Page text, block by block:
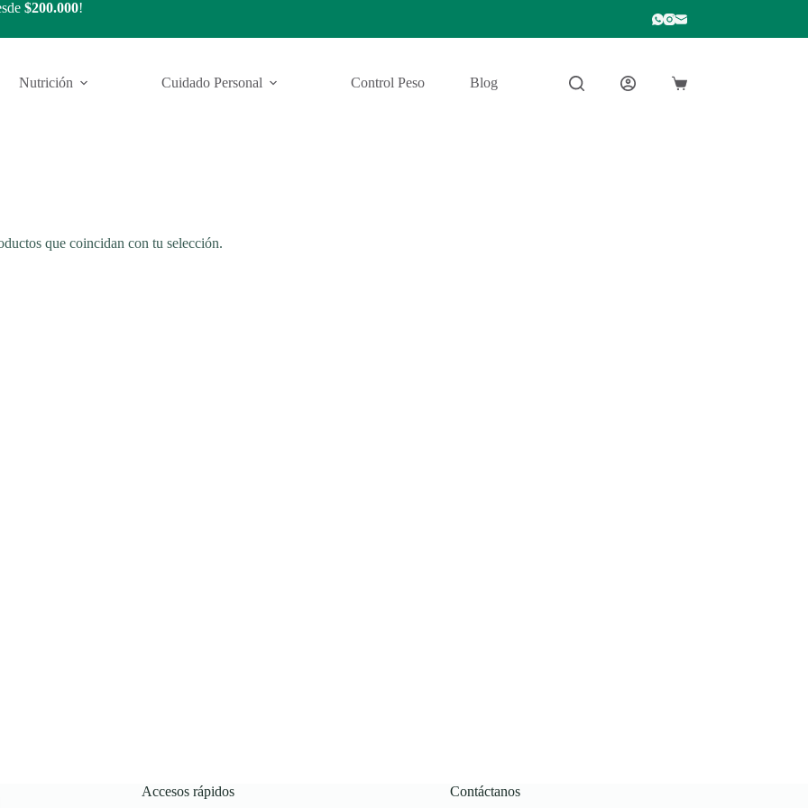
$200.000!
Nutrición Cuidado Personal Control Peso Blog
Carro
que coincidan con tu selección.
Accesos rápidos Contáctanos